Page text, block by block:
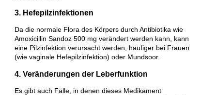
3. Hefepilzinfektionen
Da die normale Flora des Körpers durch Antibiotika wie
Amoxicillin Sandoz 500 mg verändert werden kann, kann
eine Pilzinfektion verursacht werden, häufiger bei Frauen
(wie vaginale Hefepilzinfektion) oder Mundsoor.
4. Veränderungen der Leberfunktion
Es gibt auch Fälle, in denen dieses Medikament